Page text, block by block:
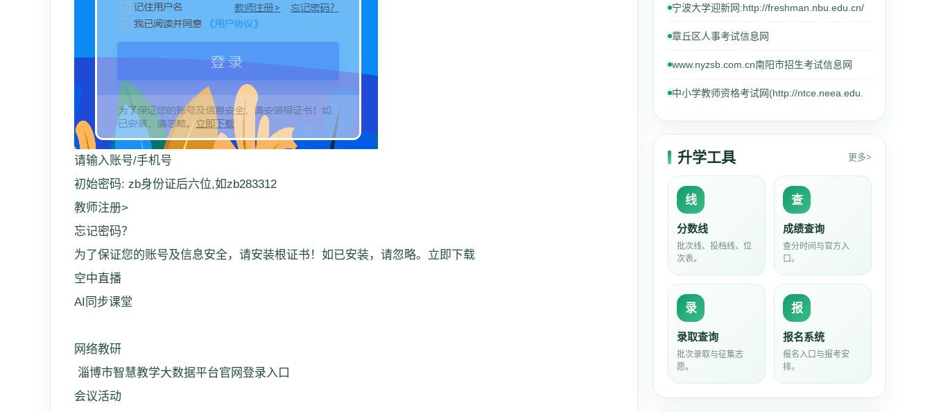
请输入账号/手机号
初始密码: zb身份证后六位,如zb283312
教师注册>
忘记密码？
为了保证您的账号及信息安全，请安装根证书！如已安装，请忽略。立即下载
空中直播
AI同步课堂
网络教研
淄博市智慧教学大数据平台官网登录入口
会议活动
宁波大学迎新网:http://freshman.nbu.edu.cn/
章丘区人事考试信息网
www.nyzsb.com.cn南阳市招生考试信息网
中小学教师资格考试网(http://ntce.neea.edu.
升学工具 更多>
线
分数线
批次线、投档线、位
次表。
查
成绩查询
查分时间与官方入
口。
录
录取查询
批次录取与征集志
愿。
报
报名系统
报名入口与报考安
排。